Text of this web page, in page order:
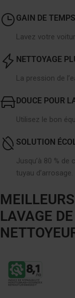
GAIN DE TEMPS
Lavez votre
NETTOYAGE
La pression de
DOUCE POUR
Utilisez le bon
SOLUTION
Jusqu’à 80 % de
tuyau d’arrosage.
LAVAGE